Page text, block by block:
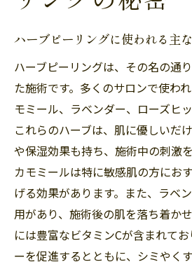
ハーブピーリングに使われる主
ハーブピーリングは、その名の通
た施術です。多くのサロンで使わ
モミール、ラベンダー、ローズヒ
これらのハーブは、肌に優しいだ
や保湿効果も持ち、施術中の刺激
カモミールは特に敏感肌の方にお
げる効果があります。また、ラベ
用があり、施術後の肌を落ち着か
には豊富なビタミンCが含まれて
ーを促進するとともに、シミやく